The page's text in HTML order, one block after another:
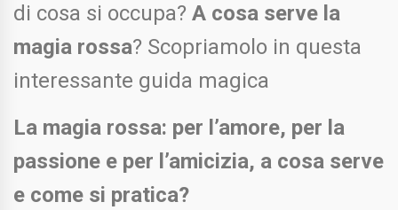
di cosa si occupa? A cosa serve la
magia rossa? Scopriamolo in questa
interessante guida magica
La magia rossa: per l’amore, per la
passione e per l’amicizia, a cosa serve
e come si pratica?